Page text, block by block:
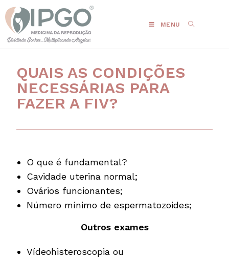
MENU
QUAIS AS CONDIÇÕES
NECESSÁRIAS PARA
FAZER A FIV?
O que é fundamental?
Cavidade uterina normal;
Ovários funcionantes;
Número mínimo de espermatozoides;
Outros exames
Vídeohisteroscopia ou